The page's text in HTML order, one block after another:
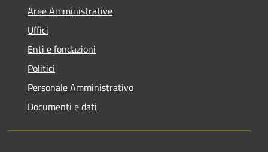
Aree Amministrative
Uffici
Enti e fondazioni
Politici
Personale Amministrativo
Documenti e dati